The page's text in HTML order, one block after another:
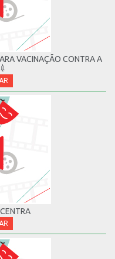
VACINAÇÃO CONTRA A